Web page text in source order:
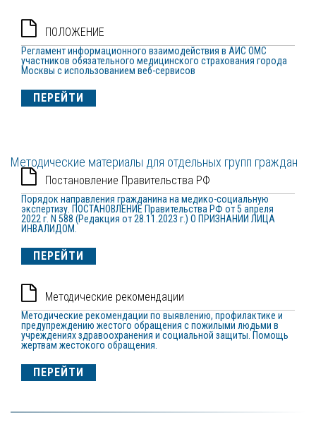
ПОЛОЖЕНИЕ
Регламент информационного взаимодействия в АИС ОМС
участников обязательного медицинского страхования города
Москвы с использованием веб-сервисов
ПЕРЕЙТИ
Методические материалы для отдельных групп граждан
Постановление Правительства РФ
Порядок направления гражданина на медико-социальную
экспертизу. ПОСТАНОВЛЕНИЕ Правительства РФ от 5 апреля
2022 г. N 588 (Редакция от 28.11.2023 г.) О ПРИЗНАНИИ ЛИЦА
ИНВАЛИДОМ.
ПЕРЕЙТИ
Методические рекомендации
Методические рекомендации по выявлению, профилактике и
предупреждению жестого обращения с пожилыми людьми в
учреждениях здравоохранения и социальной защиты. Помощь
жертвам жестокого обращения.
ПЕРЕЙТИ